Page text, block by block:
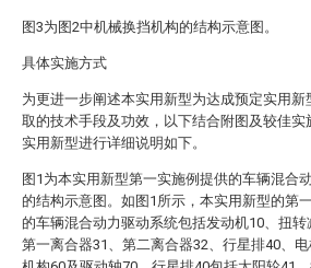
图3为图2中机械换挡机构的结构示意图。
具体实施方式
为更进一步阐述本实用新型为达成预定实用新
取的技术手段及功效，以下结合附图及较佳实
实用新型进行详细说明如下。
图1为本实用新型第一实施例提供的车辆混合
的结构示意图。如图1所示，本实用新型的第
的车辆混合动力驱动系统包括发动机10、扭转
第一离合器31、第二离合器32、行星排40、